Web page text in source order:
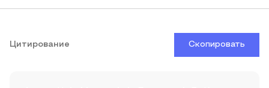
Цитирование Скопировать